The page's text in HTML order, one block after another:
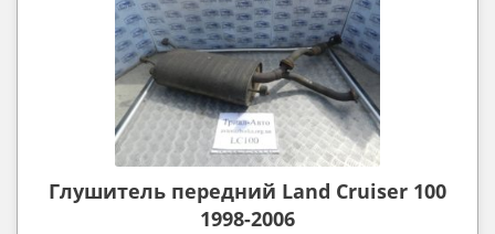
Глушитель передний Land Cruiser 100
1998-2006